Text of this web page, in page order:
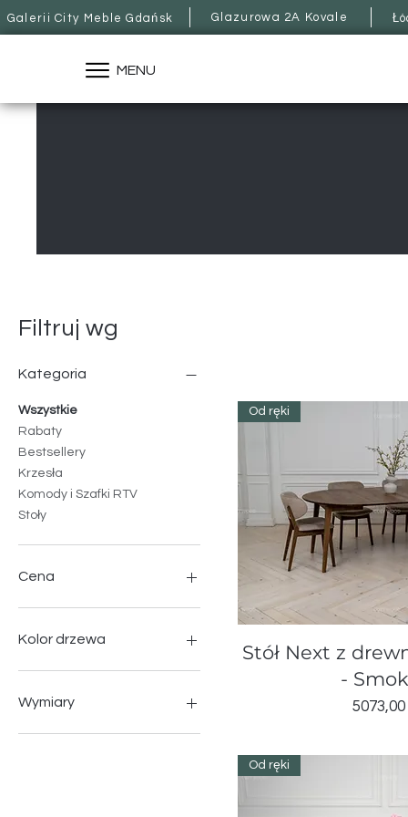
Galerii City Meble Gdańsk Glazurowa 2A Kovale
MENU
Filtruj wg
Kategoria
Wszystkie
Rabaty
Bestsellery
Krzesła
Komody i Szafki RTV
Stoły
Cena
Kolor drzewa
Honey
Natural
Natural Hard Wax Oil
Wymiary
900
Od ręki
Stół Next z
-
Cena
5073,00
Od ręki